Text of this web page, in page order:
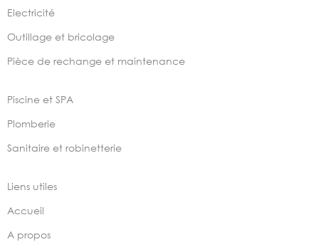
Electricité
Outillage et bricolage
Pièce de rechange et maintenance
Piscine et SPA
Plomberie
Sanitaire et robinetterie
Liens utiles
Accueil
A propos